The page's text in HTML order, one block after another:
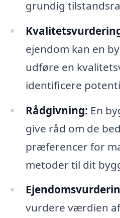
grundig
ejendom kan en
udføre en
identificere
Rådgivning: En
give råd om de
præferencer for
metoder til dit
vurdere værdien